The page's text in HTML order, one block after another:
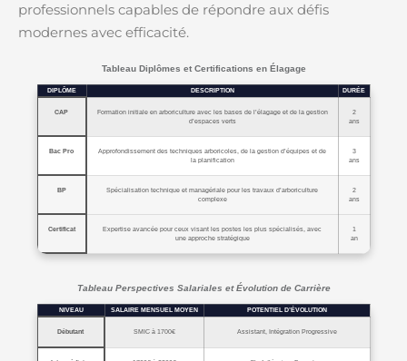
professionnels capables de répondre aux défis
modernes avec efficacité.
Tableau Diplômes et Certifications en Élagage
DIPLÔME DESCRIPTION DURÉE
CAP
Formation initiale en arboriculture avec les bases de l’élagage et de la gestion
d’espaces verts
2
ans
Bac Pro
Approfondissement des techniques arboricoles, de la gestion d’équipes et de
la planification
3
ans
BP
Spécialisation technique et managériale pour les travaux d’arboriculture
complexe
2
ans
Certificat
Expertise avancée pour ceux visant les postes les plus spécialisés, avec
une approche stratégique
1
an
Tableau Perspectives Salariales et Évolution de Carrière
NIVEAU SALAIRE MENSUEL MOYEN POTENTIEL D’ÉVOLUTION
Débutant SMIC à 1700€ Assistant, Intégration Progressive